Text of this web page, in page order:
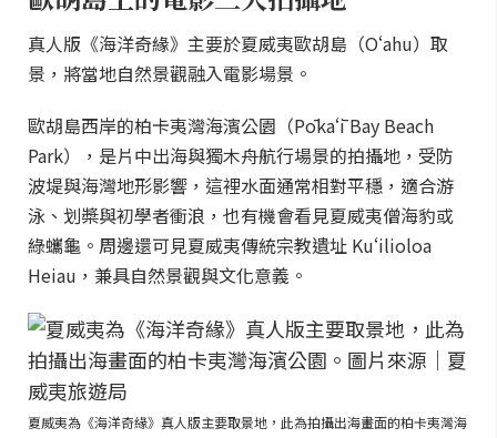
真人版《海洋奇緣》主要於夏威夷歐胡島（Oʻahu）取
景，將當地自然景觀融入電影場景。
歐胡島西岸的柏卡夷灣海濱公園（Pōkaʻī Bay Beach
Park），是片中出海與獨木舟航行場景的拍攝地，受防
波堤與海灣地形影響，這裡水面通常相對平穩，適合游
泳、划槳與初學者衝浪，也有機會看見夏威夷僧海豹或
綠蠵龜。周邊還可見夏威夷傳統宗教遺址 Kuʻilioloa
Heiau，兼具自然景觀與文化意義。
夏威夷為《海洋奇緣》真人版主要取景地，此為拍攝出海畫面的柏卡夷灣海